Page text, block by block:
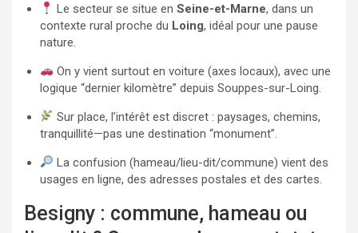
Le secteur se situe enSeine-et-Marne, dans un
contexte rural proche du Loing, idéal pour une pause
nature.
On y vient surtout en voiture (axes locaux), avec une
logique “dernier kilomètre” depuis Souppes-sur-Loing.
Sur place, l’intérêt est discret : paysages, chemins,
tranquillité—pas une destination “monument”.
La confusion (hameau/lieu-dit/commune) vient des
usages en ligne, des adresses postales et des cartes.
Besigny : commune, hameau ou